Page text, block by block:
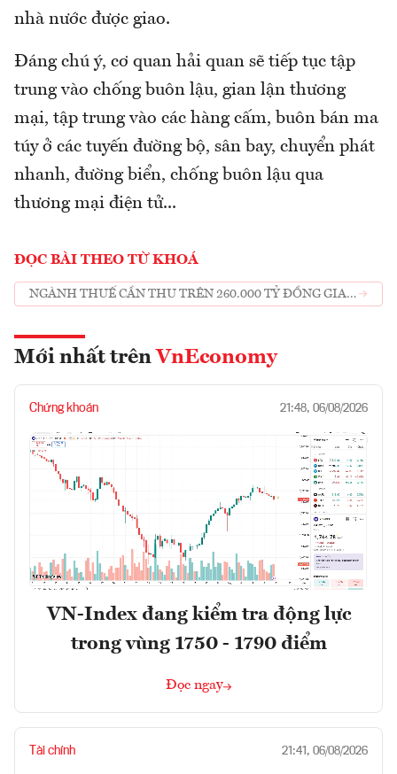
nhà nước được giao.
Đáng chú ý, cơ quan hải quan sẽ tiếp tục tập
trung vào chống buôn lậu, gian lận thương
mại, tập trung vào các hàng cấm, buôn bán ma
túy ở các tuyến đường bộ, sân bay, chuyển phát
nhanh, đường biển, chống buôn lậu qua
thương mại điện tử...
ĐỌC BÀI THEO TỪ KHOÁ
NGÀNH THUẾ CẦN THU TRÊN 260.000 TỶ ĐỒNG GIAI
Mới nhất trên VnEconomy
Chứng khoán 21:48, 06/08/2026
VN-Index đang kiểm tra động lực
trong vùng 1750 - 1790 điểm
Đọc ngay
Tài chính 21:41, 06/08/2026